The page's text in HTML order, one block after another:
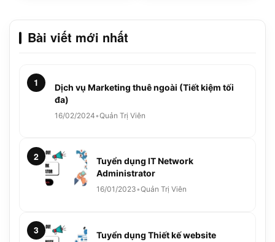
Bài viết mới nhất
1
Dịch vụ Marketing thuê ngoài (Tiết kiệm tối
đa)
16/02/2024•Quản Trị Viên
2
Tuyển dụng IT Network
Administrator
16/01/2023•Quản Trị Viên
3 Tuyển dụng Thiết kế website